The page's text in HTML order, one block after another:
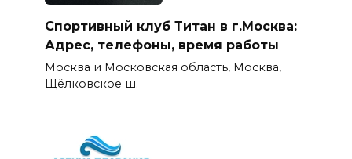
Спортивный клуб Титан в г.Москва:
Адрес, телефоны, время работы
Москва и Московская область, Москва,
Щёлковское ш.